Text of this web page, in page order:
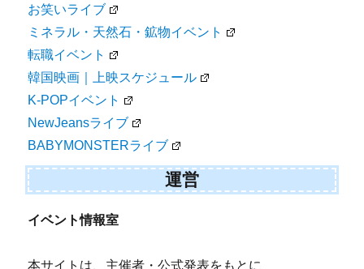
お笑いライブ
ミネラル・天然石・鉱物イベント
転職イベント
韓国映画｜上映スケジュール
K-POPイベント
NewJeansライブ
BABYMONSTERライブ
運営
イベント情報室
本サイトは、主催者・公式発表をもとに